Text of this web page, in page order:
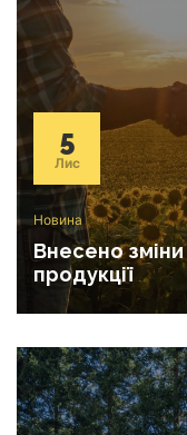
5
Лис
Новина
Внесено зміни
продукції